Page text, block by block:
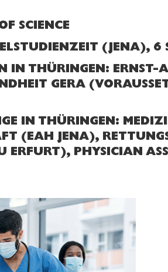
SCIENCE
(JENA), 6
IN THÜRINGEN: ERNST-
GERA
IN THÜRINGEN:
(EAH JENA),
ERFURT), PHYSICIAN